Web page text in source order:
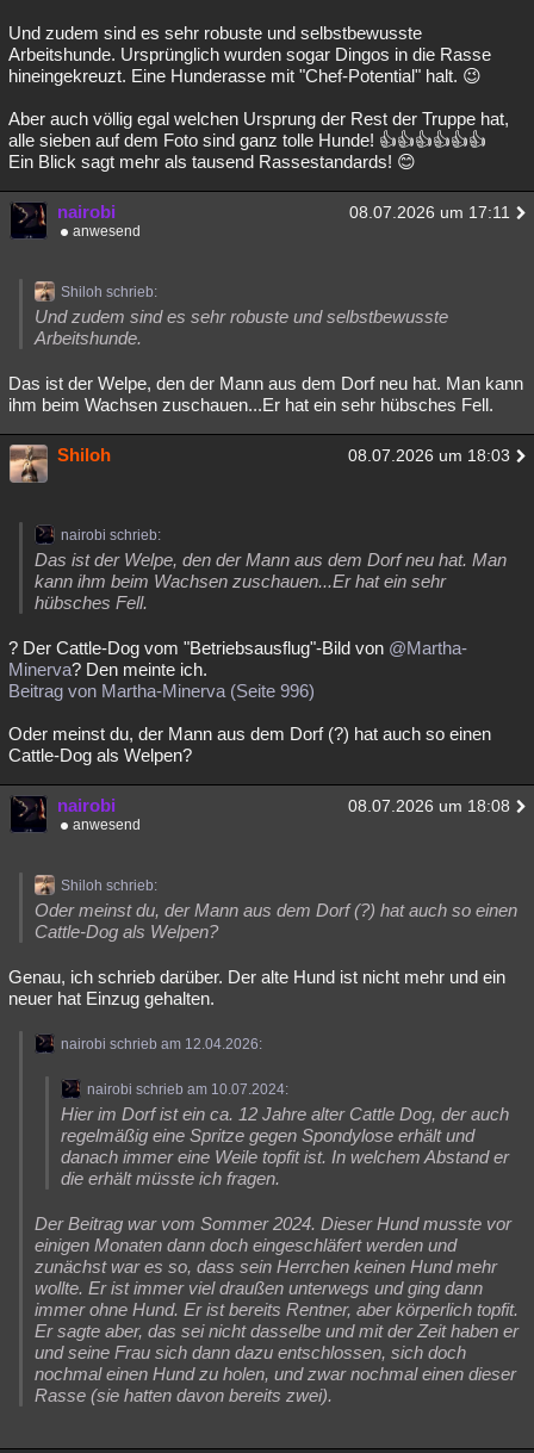
Und zudem sind es sehr robuste und selbstbewusste
Arbeitshunde. Ursprünglich wurden sogar Dingos in die Rasse
hineingekreuzt. Eine Hunderasse mit "Chef-Potential" halt. 😉
Aber auch völlig egal welchen Ursprung der Rest der Truppe hat,
alle sieben auf dem Foto sind ganz tolle Hunde! 👍👍👍👍👍👍
Ein Blick sagt mehr als tausend Rassestandards! 😊
nairobi 08.07.2026 um 17:11
anwesend
Shiloh schrieb:
Und zudem sind es sehr robuste und selbstbewusste
Arbeitshunde.
Das ist der Welpe, den der Mann aus dem Dorf neu hat. Man kann
ihm beim Wachsen zuschauen...Er hat ein sehr hübsches Fell.
Shiloh 08.07.2026 um 18:03
nairobi schrieb:
Das ist der Welpe, den der Mann aus dem Dorf neu hat. Man
kann ihm beim Wachsen zuschauen...Er hat ein sehr
hübsches Fell.
? Der Cattle-Dog vom "Betriebsausflug"-Bild von @Martha-
Minerva? Den meinte ich.
Beitrag von Martha-Minerva (Seite 996)
Oder meinst du, der Mann aus dem Dorf (?) hat auch so einen
Cattle-Dog als Welpen?
nairobi 08.07.2026 um 18:08
anwesend
Shiloh schrieb:
Oder meinst du, der Mann aus dem Dorf (?) hat auch so einen
Cattle-Dog als Welpen?
Genau, ich schrieb darüber. Der alte Hund ist nicht mehr und ein
neuer hat Einzug gehalten.
nairobi schrieb am 12.04.2026:
nairobi schrieb am 10.07.2024:
Hier im Dorf ist ein ca. 12 Jahre alter Cattle Dog, der auch
regelmäßig eine Spritze gegen Spondylose erhält und
danach immer eine Weile topfit ist. In welchem Abstand er
die erhält müsste ich fragen.
Der Beitrag war vom Sommer 2024. Dieser Hund musste vor
einigen Monaten dann doch eingeschläfert werden und
zunächst war es so, dass sein Herrchen keinen Hund mehr
wollte. Er ist immer viel draußen unterwegs und ging dann
immer ohne Hund. Er ist bereits Rentner, aber körperlich topfit.
Er sagte aber, das sei nicht dasselbe und mit der Zeit haben er
und seine Frau sich dann dazu entschlossen, sich doch
nochmal einen Hund zu holen, und zwar nochmal einen dieser
Rasse (sie hatten davon bereits zwei).